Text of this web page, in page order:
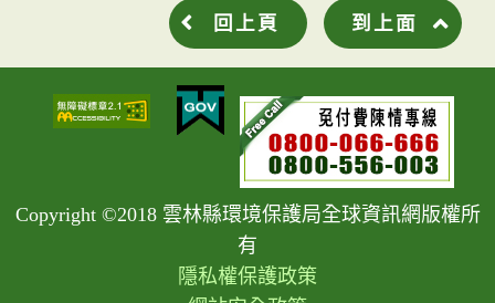
回上頁 到上面
Copyright ©2018 雲林縣環境保護局全球資訊網版權所
有
隱私權保護政策